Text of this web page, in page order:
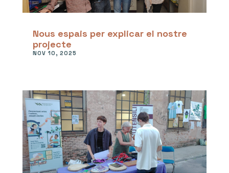
Nous espais per explicar el nostre
projecte
NOV 10, 2025